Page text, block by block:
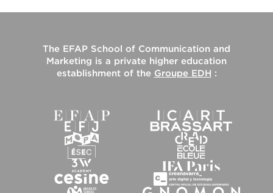
The EFAP School of Communication and
Marketing is a private higher education
establishment of the Groupe EDH :